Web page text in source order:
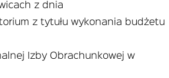
z dnia
z tytułu wykonania budżetu
Izby Obrachunkowej w